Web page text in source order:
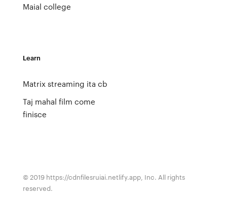
Maial college
Learn
Matrix streaming ita cb
Taj mahal film come
finisce
© 2019 https://cdnfilesruiai.netlify.app, Inc. All rights
reserved.